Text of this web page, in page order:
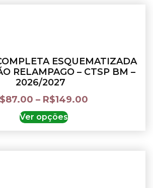
ESQUEMATIZADA
RELAMPAGO – CTSP BM –
2026/2027
87.00 – R$149.00
Ver opções